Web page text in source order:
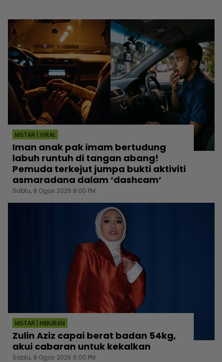
MSTAR | VIRAL
Iman anak pak imam bertudung
labuh runtuh di tangan abang!
Pemuda terkejut jumpa bukti aktiviti
asmaradana dalam ‘dashcam’
Sabtu, 8 Ogos 2026 8:00 PM
MSTAR | HIBURAN
Zulin Aziz capai berat badan 54kg,
akui cabaran untuk kekalkan
Sabtu, 8 Ogos 2026 6:00 PM